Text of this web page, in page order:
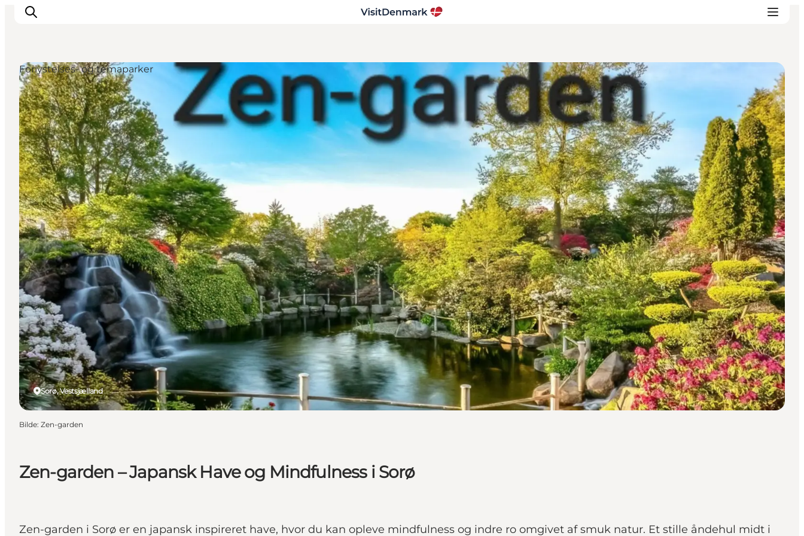
Inspirasjon
Reisemål
Aktiviteter
Overnatting
Planlegg reisen
Zen-garden – Japansk Have og Mindfulness i Sorø
Zen-garden i Sorø er en japansk inspireret have, hvor du kan opleve mindfulness og indre ro omgivet af smuk natur. Et stille åndehul midt i
Sorø, Vestsjælland
Forlystelses- og temaparker
Bilde: Zen-garden